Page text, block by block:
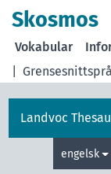
Skosmos
Vokabular
Landvoc
engelsk